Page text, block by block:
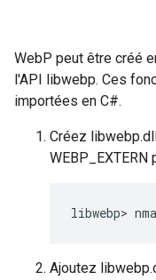
WebP peut être créé
l'API libwebp. Ces
importées en C#.
Créez
Ajoutez